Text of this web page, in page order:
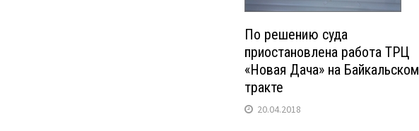
По решению суда
приостановлена работа ТРЦ
«Новая Дача» на Байкальском
тракте
20.04.2018